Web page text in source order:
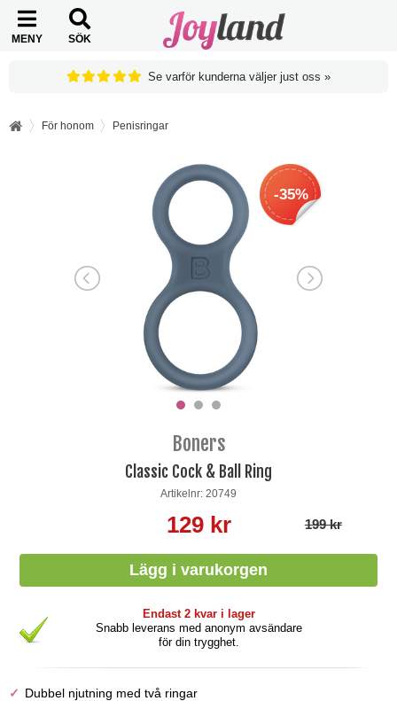
MENY SÖK
Se varför kunderna väljer just oss »
För honom Penisringar
-35%
Boners
Classic Cock & Ball Ring
Artikelnr: 20749
129 kr 199 kr
Endast 2 kvar i lager
Snabb leverans med anonym avsändare
för din trygghet.
Dubbel njutning med två ringar